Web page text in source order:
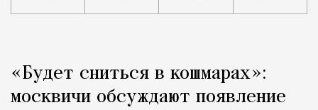
Город
«Будет сниться в кошмарах»:
москвичи обсуждают появление